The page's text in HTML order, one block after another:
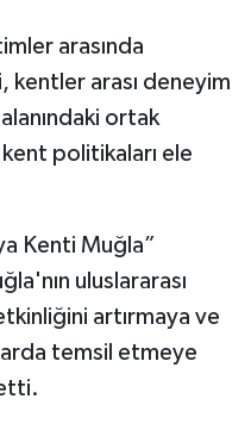
arasında
arası deneyim
ortak
politikaları ele
Kenti Muğla”
uluslararası
artırmaya ve
temsil etmeye